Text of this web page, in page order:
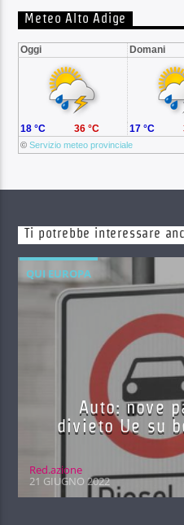
Meteo Alto Adige
Oggi Domani
©Servizio meteo provinciale
18 °C 36 °C 17 °C
Ti potrebbe interessare
QUI EUROPA
Auto: nove
divieto Ue su
Red.azione
21 GIUGNO 2022